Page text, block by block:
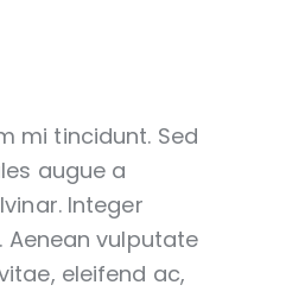
mi tincidunt. Sed
augue a
Integer
Aenean vulputate
eleifend ac,